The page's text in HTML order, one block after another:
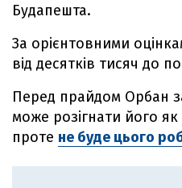
Будапешта.
За орієнтовними
від десятків тисяч до
Перед прайдом Орбан
може розігнати його
проте не буде цього